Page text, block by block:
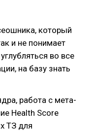
который
и не понимает
во все
на базу знать
работа с мета-
Health Score
ТЗ для